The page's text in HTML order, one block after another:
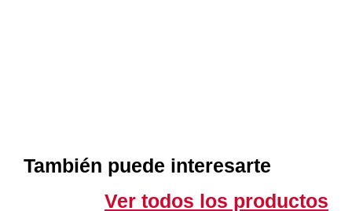
También puede interesarte
Ver todos los productos